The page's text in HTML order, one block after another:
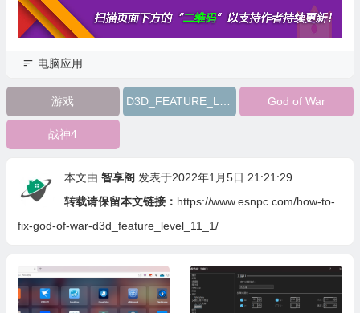
游戏 D3D_FEATURE_LEVEL_11_1 God of War
战神4
本文由智享阁 发表于2022年1月5日 21:21:29
转载请保留本文链接：